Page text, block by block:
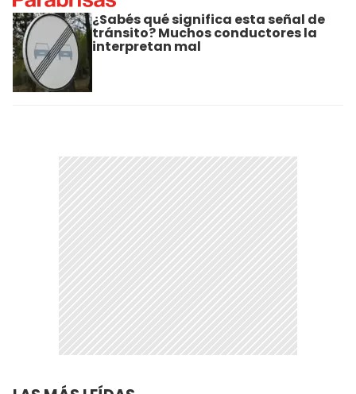
¿Sabés qué significa esta señal de
tránsito? Muchos conductores la
interpretan mal